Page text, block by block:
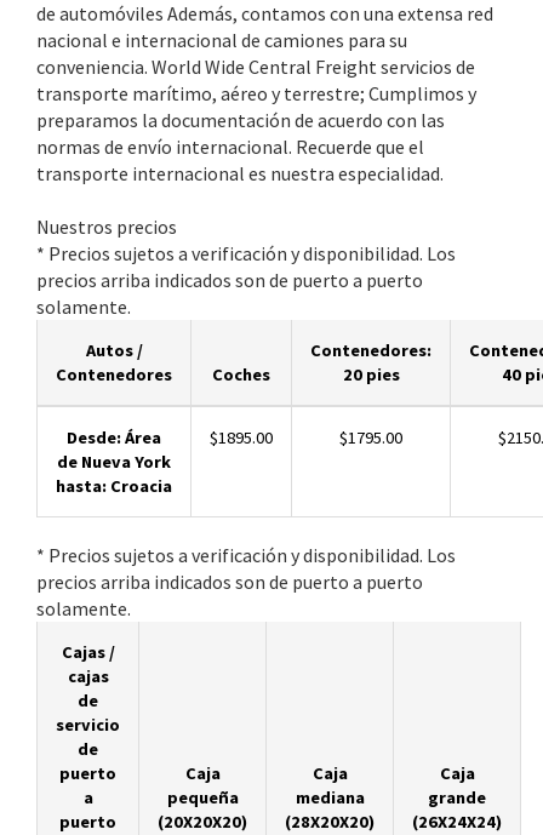
de automóviles Además, contamos con una extensa red
nacional e internacional de camiones para su
conveniencia. World Wide Central Freight servicios de
transporte marítimo, aéreo y terrestre; Cumplimos y
preparamos la documentación de acuerdo con las
normas de envío internacional. Recuerde que el
transporte internacional es nuestra especialidad.
Nuestros precios
* Precios sujetos a verificación y disponibilidad. Los
precios arriba indicados son de puerto a puerto
solamente.
Autos /
Contenedores
Coches
Contenedores:
20 pies
40
Desde: Área
de Nueva York
hasta: Croacia
$1895.00 $1795.00
* Precios sujetos a verificación y disponibilidad. Los
precios arriba indicados son de puerto a puerto
solamente.
Cajas /
cajas
de
servicio
de
puerto
a
puerto
Caja
pequeña
(20X20X20)
Caja
mediana
(28X20X20)
Caja
grande
(26X24X24)